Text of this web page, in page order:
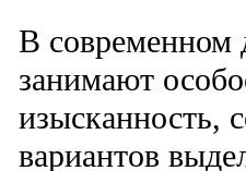
В современном
занимают
изысканность,
вариантов